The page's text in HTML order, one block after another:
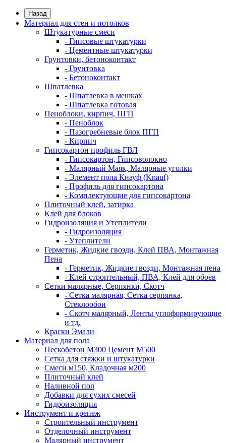
Назад
Материал для стен и потолков
Штукатурные смеси
- Гипсовые штукатурки
- Цементные штукатурки
Грунтовки, бетоноконтакт
- Грунтовка
- Бетоноконтакт
Шпатлевка
- Шпатлевка в мешках
- Шпатлевка готовая
Пеноблоки, кирпич, ПГП
- Пеноблок
- Пазогребневые блок ПГП
- Кирпич
Гипсокартон профиль ГВЛ
- Гипсокартон, Гипсоволокно
- Малярный Маяк, Малярные уголки
- Элемент пола Кнауф (Knauf)
- Профиль для гипсокартона
- Комплектующие для гипсокартона
Плиточный клей, затирка
Клей для блоков
Гидроизоляция и Утеплители
- Гидроизоляция
- Утеплители
Герметик, Жидкие гвозди, Клей ПВА, Монтажная
Пена
- Герметик, Жидкие гвозди, Монтажная пена
- Клей строительный, ПВА, Клей для обоев
Сетки малярные, Серпянки, Скотч
- Сетка малярная, Сетка серпянка,
Стеклообои
- Скотч малярный, Ленты углоформирующие
и тд.
Краски Эмали
Материал для пола
Пескобетон М300 Цемент М500
Сетка для стяжки и штукатурки
Смеси м150, Кладочная м200
Плиточный клей
Наливной пол
Добавки для сухих смесей
Гидроизоляция
Инструмент и крепеж
Строительный инструмент
Отделочный инструмент
Малярный инструмент